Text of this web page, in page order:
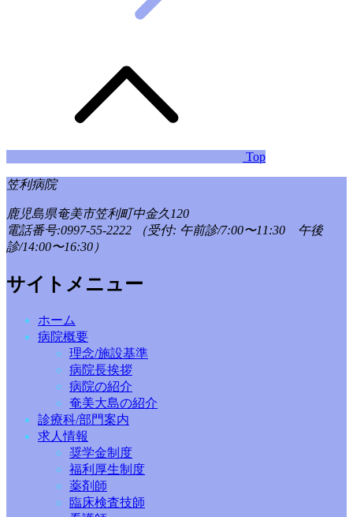
Top
笠利病院
鹿児島県奄美市笠利町中金久120
電話番号:0997-55-2222
（受付: 午前診/7:00〜11:30 午後
診/14:00〜16:30）
サイトメニュー
ホーム
病院概要
理念/施設基準
病院長挨拶
病院の紹介
奄美大島の紹介
診療科/部門案内
求人情報
奨学金制度
福利厚生制度
薬剤師
臨床検査技師